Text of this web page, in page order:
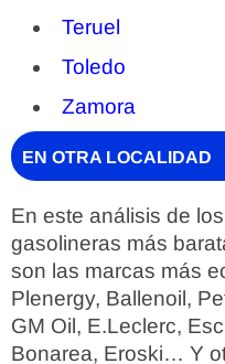
Teruel
Toledo
Zamora
EN OTRA LOCALIDAD
En este análisis de
gasolineras más
son las marcas más
Plenergy, Ballenoil,
GM Oil, E.Leclerc,
Bonarea, Eroski… Y